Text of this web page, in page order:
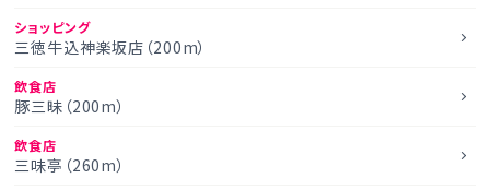
ショッピング
三徳牛込神楽坂店（200m）
飲食店
豚三昧（200m）
飲食店
三味亭（260m）